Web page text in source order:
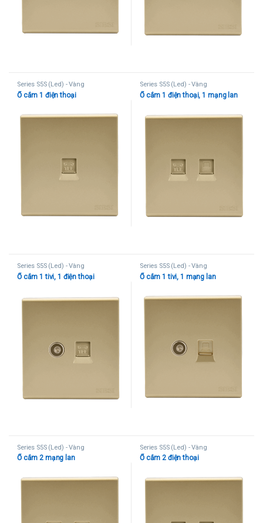
Series S5S (Led) - Vàng
Ổ cắm 1 điện thoại
Series S5S (Led) - Vàng
Ổ cắm 1 điện thoại, 1 mạng lan
Series S5S (Led) - Vàng
Ổ cắm 1 tivi, 1 điện thoại
Series S5S (Led) - Vàng
Ổ cắm 1 tivi, 1 mạng lan
Series S5S (Led) - Vàng
Ổ cắm 2 mạng lan
Series S5S (Led) - Vàng
Ổ cắm 2 điện thoại